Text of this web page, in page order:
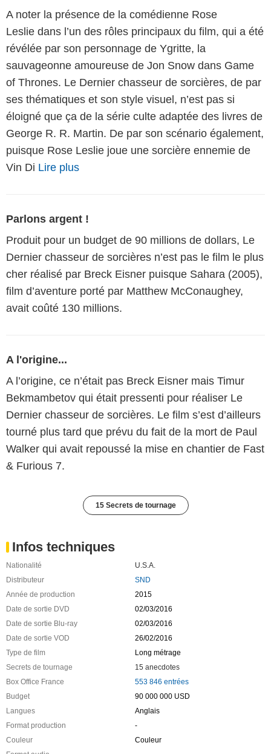
A noter la présence de la comédienne Rose
Leslie dans l’un des rôles principaux du film, qui a été
révélée par son personnage de Ygritte, la
sauvageonne amoureuse de Jon Snow dans Game
of Thrones. Le Dernier chasseur de sorcières, de par
ses thématiques et son style visuel, n’est pas si
éloigné que ça de la série culte adaptée des livres de
George R. R. Martin. De par son scénario également,
puisque Rose Leslie joue une sorcière ennemie de
Vin Di Lire plus
Parlons argent !
Produit pour un budget de 90 millions de dollars, Le
Dernier chasseur de sorcières n’est pas le film le plus
cher réalisé par Breck Eisner puisque Sahara (2005),
film d’aventure porté par Matthew McConaughey,
avait coûté 130 millions.
A l'origine...
A l’origine, ce n’était pas Breck Eisner mais Timur
Bekmambetov qui était pressenti pour réaliser Le
Dernier chasseur de sorcières. Le film s’est d’ailleurs
tourné plus tard que prévu du fait de la mort de Paul
Walker qui avait repoussé la mise en chantier de Fast
& Furious 7.
15 Secrets de tournage
Infos techniques
Nationalité
U.S.A.
Distributeur
SND
Année de production
2015
Date de sortie DVD
02/03/2016
Date de sortie Blu-ray
02/03/2016
Date de sortie VOD
26/02/2016
Type de film
Long métrage
Secrets de tournage
15 anecdotes
Box Office France
553 846 entrées
Budget
90 000 000 USD
Langues
Anglais
Format production
-
Couleur
Couleur